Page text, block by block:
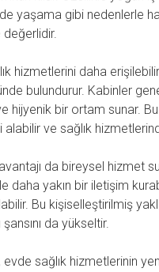
yaşama gibi nedenlerle
hizmetlerini daha
bulundurur. Kabinler
hijyenik bir ortam sunar.
ve sağlık
da bireysel hizmet
daha yakın bir iletişim
Bu kişiselleştirilmiş
da yükseltir.
sağlık hizmetlerinin